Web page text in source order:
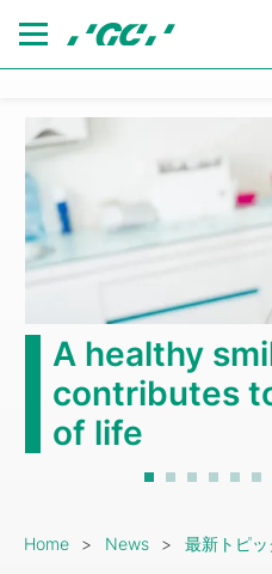
main
A healthy
contributes
of life
Breadcrumb
Home News 最新トピッ